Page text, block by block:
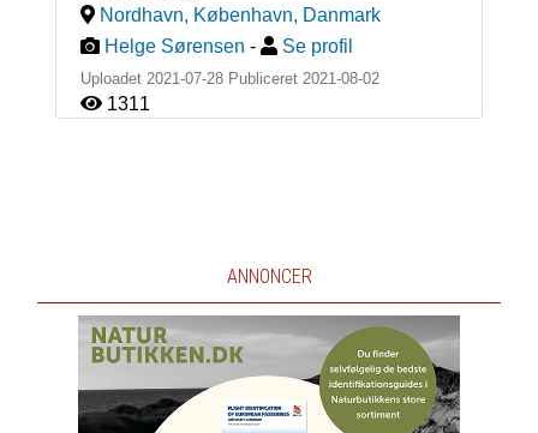
Nordhavn, København, Danmark
Helge Sørensen - Se profil
Uploadet 2021-07-28 Publiceret 2021-08-02
1311
ANNONCER